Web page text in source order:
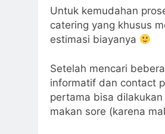
Untuk kemudahan
catering yang khusus
estimasi biayanya
Setelah mencari
informatif dan contact
pertama bisa
makan sore (karena